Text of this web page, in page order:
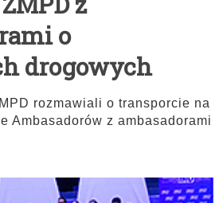
o
drogowych
rozmawiali o transporcie na
Ambasadorów z ambasadorami